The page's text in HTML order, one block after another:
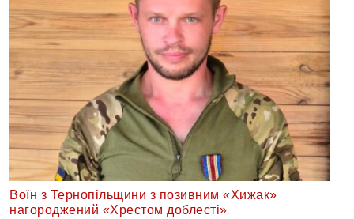
Воїн з Тернопільщини з позивним «Хижак»
нагороджений «Хрестом доблесті»